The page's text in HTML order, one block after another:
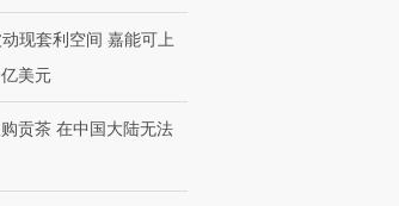
现套利空间 嘉能可上
美元
贡茶 在中国大陆无法